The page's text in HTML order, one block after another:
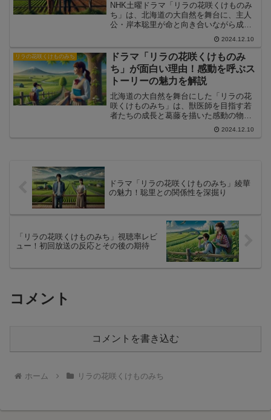
NHK土曜ドラマ「リラの花咲くけものみ
ち」は、北海道の大自然を舞台に、主人
公・岸本聡里が命と向き合いながら成長
していく青春ドラマです。この記事で
は、聡里の成長物語に焦点を当て、彼女
が直面する試練や支えとなる人物たちに
ついて詳しく解説します。
2024.12.10
リラの花咲くけものみち
ドラマ「リラの花咲くけものみ
ち」が面白い理由！感動を呼ぶス
トーリーの魅力を解説
北海道の大自然を舞台にした「リラの花
咲くけものみち」は、獣医師を目指す若
者たちの成長と葛藤を描いた感動の物語
です。この記事では、このドラマが多く
の視聴者を魅了する理由や、ストーリー
2024.12.10
ドラマ「リラの花咲くけものみち」綾華
の魅力！聡里との関係性を深掘り
「リラの花咲くけものみち」視聴率レビ
ュー！初回放送の反応とその後の期待
コメント
コメントを書き込む
ホーム リラの花咲くけものみち